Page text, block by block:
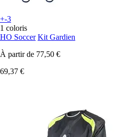
+-3
1 coloris
HO Soccer Kit Gardien
À partir de 77,50 €
69,37 €